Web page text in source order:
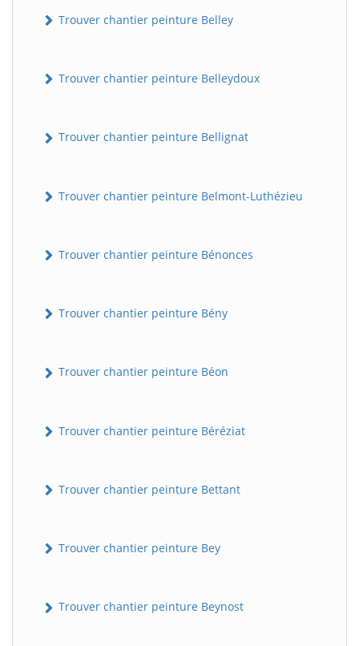
Trouver chantier peinture Belley
Trouver chantier peinture Belleydoux
Trouver chantier peinture Bellignat
Trouver chantier peinture Belmont-Luthézieu
Trouver chantier peinture Bénonces
Trouver chantier peinture Bény
Trouver chantier peinture Béon
Trouver chantier peinture Béréziat
Trouver chantier peinture Bettant
Trouver chantier peinture Bey
Trouver chantier peinture Beynost